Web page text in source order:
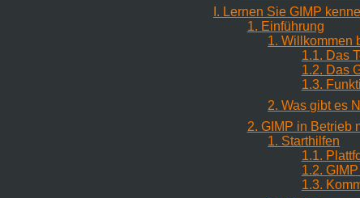
I. Lernen Sie GIMP
1. Einführung
1. Willkommen
1.1. Das
1.2. Das
1.3.
2. Was gibt es
2. GIMP in Betrieb
1. Starthilfen
1.1.
1.2.
1.3.